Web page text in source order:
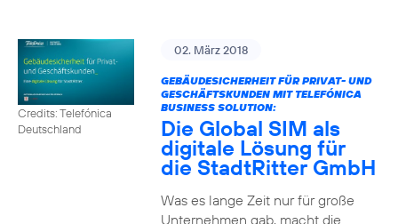
Credits: Telefónica
Deutschland
02. März 2018
GEBÄUDESICHERHEIT FÜR PRIVAT- UND
GESCHÄFTSKUNDEN MIT TELEFÓNICA
BUSINESS SOLUTION:
Die Global SIM als
digitale Lösung für
die StadtRitter GmbH
Was es lange Zeit nur für große
Unternehmen gab, macht die